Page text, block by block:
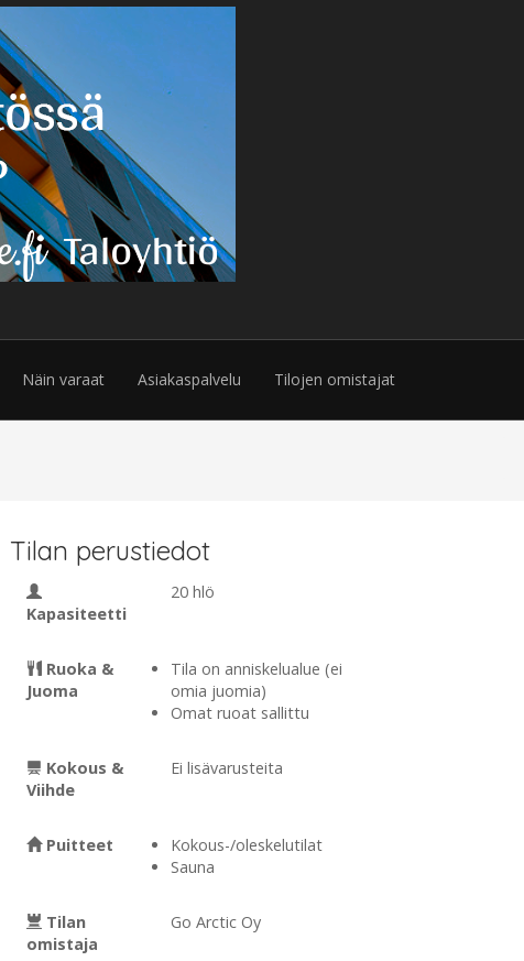
Näin varaat Asiakaspalvelu Tilojen omistajat
Tilan perustiedot
Kapasiteetti
20 hlö
Ruoka &
Juoma
Tila on anniskelualue (ei
omia juomia)
Omat ruoat sallittu
Kokous &
Viihde
Ei lisävarusteita
Puitteet
Kokous-/oleskelutilat
Sauna
Tilan
omistaja
Go Arctic Oy